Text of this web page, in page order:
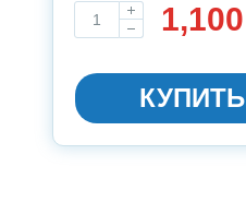
1,100
КУПИТЬ